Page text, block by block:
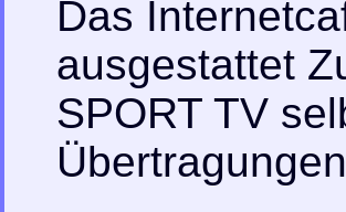
Das
ausgestattet
SPORT TV
Übertragungen